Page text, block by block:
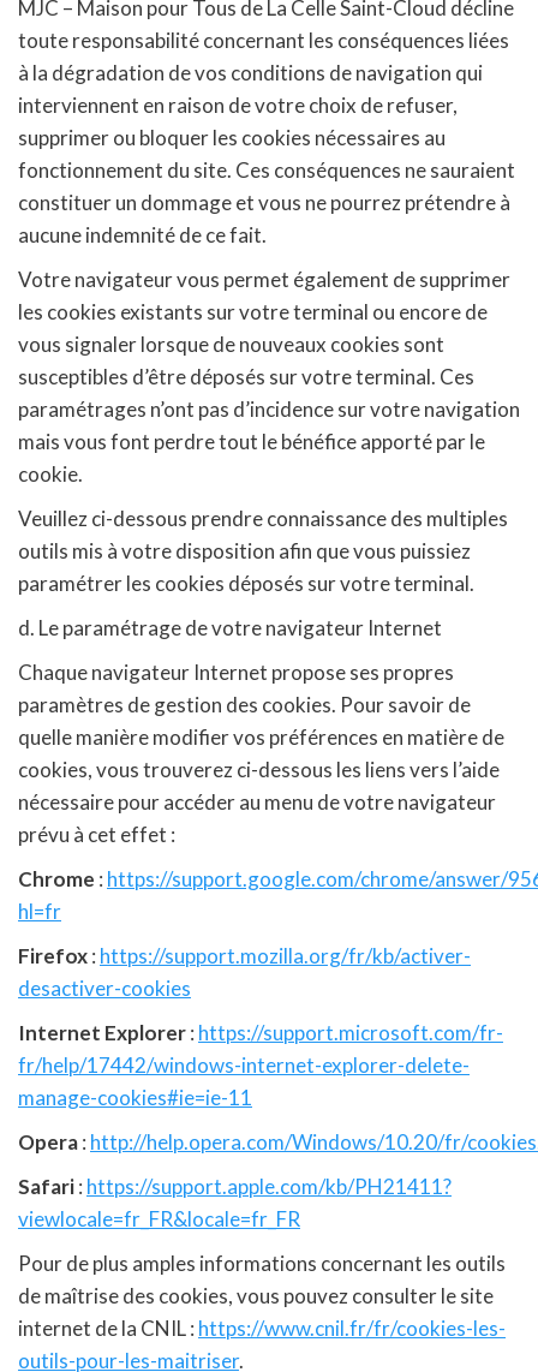
MJC – Maison pour Tous de La Celle Saint-Cloud décline
toute responsabilité concernant les conséquences liées
à la dégradation de vos conditions de navigation qui
interviennent en raison de votre choix de refuser,
supprimer ou bloquer les cookies nécessaires au
fonctionnement du site. Ces conséquences ne sauraient
constituer un dommage et vous ne pourrez prétendre à
aucune indemnité de ce fait.
Votre navigateur vous permet également de supprimer
les cookies existants sur votre terminal ou encore de
vous signaler lorsque de nouveaux cookies sont
susceptibles d’être déposés sur votre terminal. Ces
paramétrages n’ont pas d’incidence sur votre navigation
mais vous font perdre tout le bénéfice apporté par le
cookie.
Veuillez ci-dessous prendre connaissance des multiples
outils mis à votre disposition afin que vous puissiez
paramétrer les cookies déposés sur votre terminal.
d. Le paramétrage de votre navigateur Internet
Chaque navigateur Internet propose ses propres
paramètres de gestion des cookies. Pour savoir de
quelle manière modifier vos préférences en matière de
cookies, vous trouverez ci-dessous les liens vers l’aide
nécessaire pour accéder au menu de votre navigateur
prévu à cet effet :
Chrome : https://support.google.com/chrome/answer/
hl=fr
Firefox: https://support.mozilla.org/fr/kb/activer-
desactiver-cookies
Internet Explorer: https://support.microsoft.com/fr-
fr/help/17442/windows-internet-explorer-delete-
manage-cookies#ie=ie-11
Opera: http://help.opera.com/Windows/10.20/fr/
Safari: https://support.apple.com/kb/PH21411?
viewlocale=fr_FR&locale=fr_FR
Pour de plus amples informations concernant les outils
de maîtrise des cookies, vous pouvez consulter le site
internet de la CNIL : https://www.cnil.fr/fr/cookies-les-
outils-pour-les-maitriser.